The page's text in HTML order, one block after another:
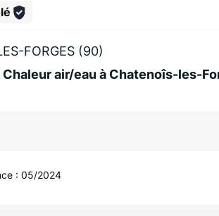
FORGES (90)
air/eau à Chatenoîs-les-
:05/2024